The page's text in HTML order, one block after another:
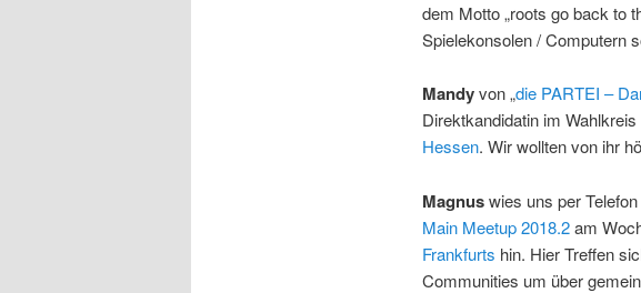
dem Motto „roots go back to
Spielekonsolen / Computern
Mandyvon „die PARTEI –
Direktkandidatin im
Hessen. Wir wollten von ihr
Magnuswies uns per
Main Meetup 2018.2am
Frankfurts hin. Hier Treffen
Communities um über